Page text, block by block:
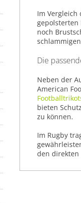
Im
gepolsterten
noch
Die
Neben der
American
bieten
zu können.
Im Rugby
den direkten